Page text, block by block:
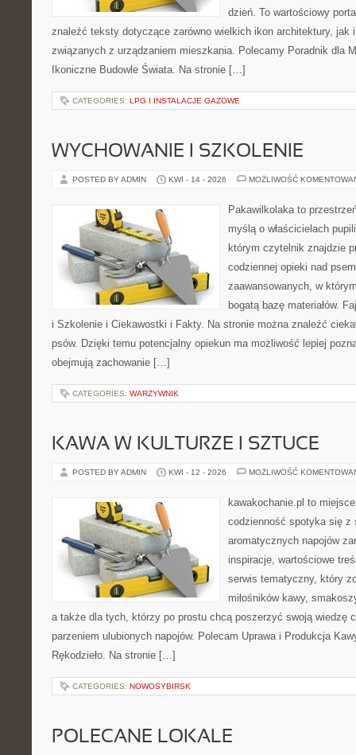
dzień. To wartościowy
znaleźć teksty dotyczące zarówno wielkich ikon architektury, jak
związanych z urządzaniem mieszkania. Polecamy Poradnik dla
Ikoniczne Budowle Świata. Na stronie […]
CATEGORIES: LPG I INSTALACJE GAZOWE
WYCHOWANIE I SZKOLENIE
POSTED BY ADMIN KWI - 14 - 2026 MOŻLIWOŚĆ
Pakawilkolaka to
myślą o właścicielach
którym czytelnik znajdzie
codziennej opieki nad
zaawansowanych, w
bogatą bazę materiałów.
i Szkolenie i Ciekawostki i Fakty. Na stronie można znaleźć
psów. Dzięki temu potencjalny opiekun ma możliwość lepiej
obejmują zachowanie […]
CATEGORIES: WARZYWNIK
KAWA W KULTURZE I SZTUCE
POSTED BY ADMIN KWI - 12 - 2026 MOŻLIWOŚĆ
kawakochanie.pl to
codzienność spotyka się z
aromatycznych napojów
inspiracje, wartościowe
serwis tematyczny, który
miłośników kawy,
a także dla tych, którzy po prostu chcą poszerzyć swoją wiedzę
parzeniem ulubionych napojów. Polecam Uprawa i Produkcja
Rękodzieło. Na stronie […]
CATEGORIES: NOWOSYBIRSK
POLECANE LOKALE